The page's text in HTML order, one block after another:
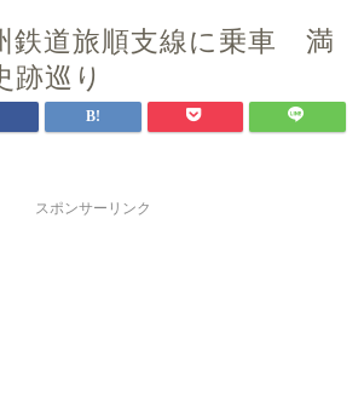
鉄道旅順支線に乗車 満
跡巡り
スポンサーリンク